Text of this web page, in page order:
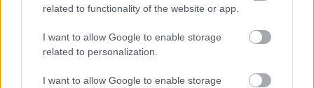
related to functionality of the website or app.
I want to allow Google to enable storage
related to personalization.
I want to allow Google to enable storage
ellen, többek közt szervezett bűnözésre hivatkozva, de
2021 decemberében egy szövetségi bíró elutasította a
keresetet.